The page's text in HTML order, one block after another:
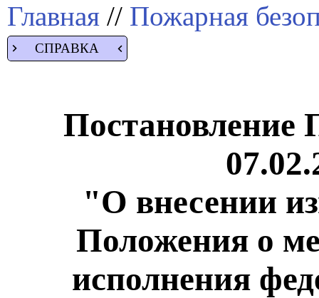
Главная // Пожарная
СПРАВКА
Постановление
"О внесении
Положения о
исполнения